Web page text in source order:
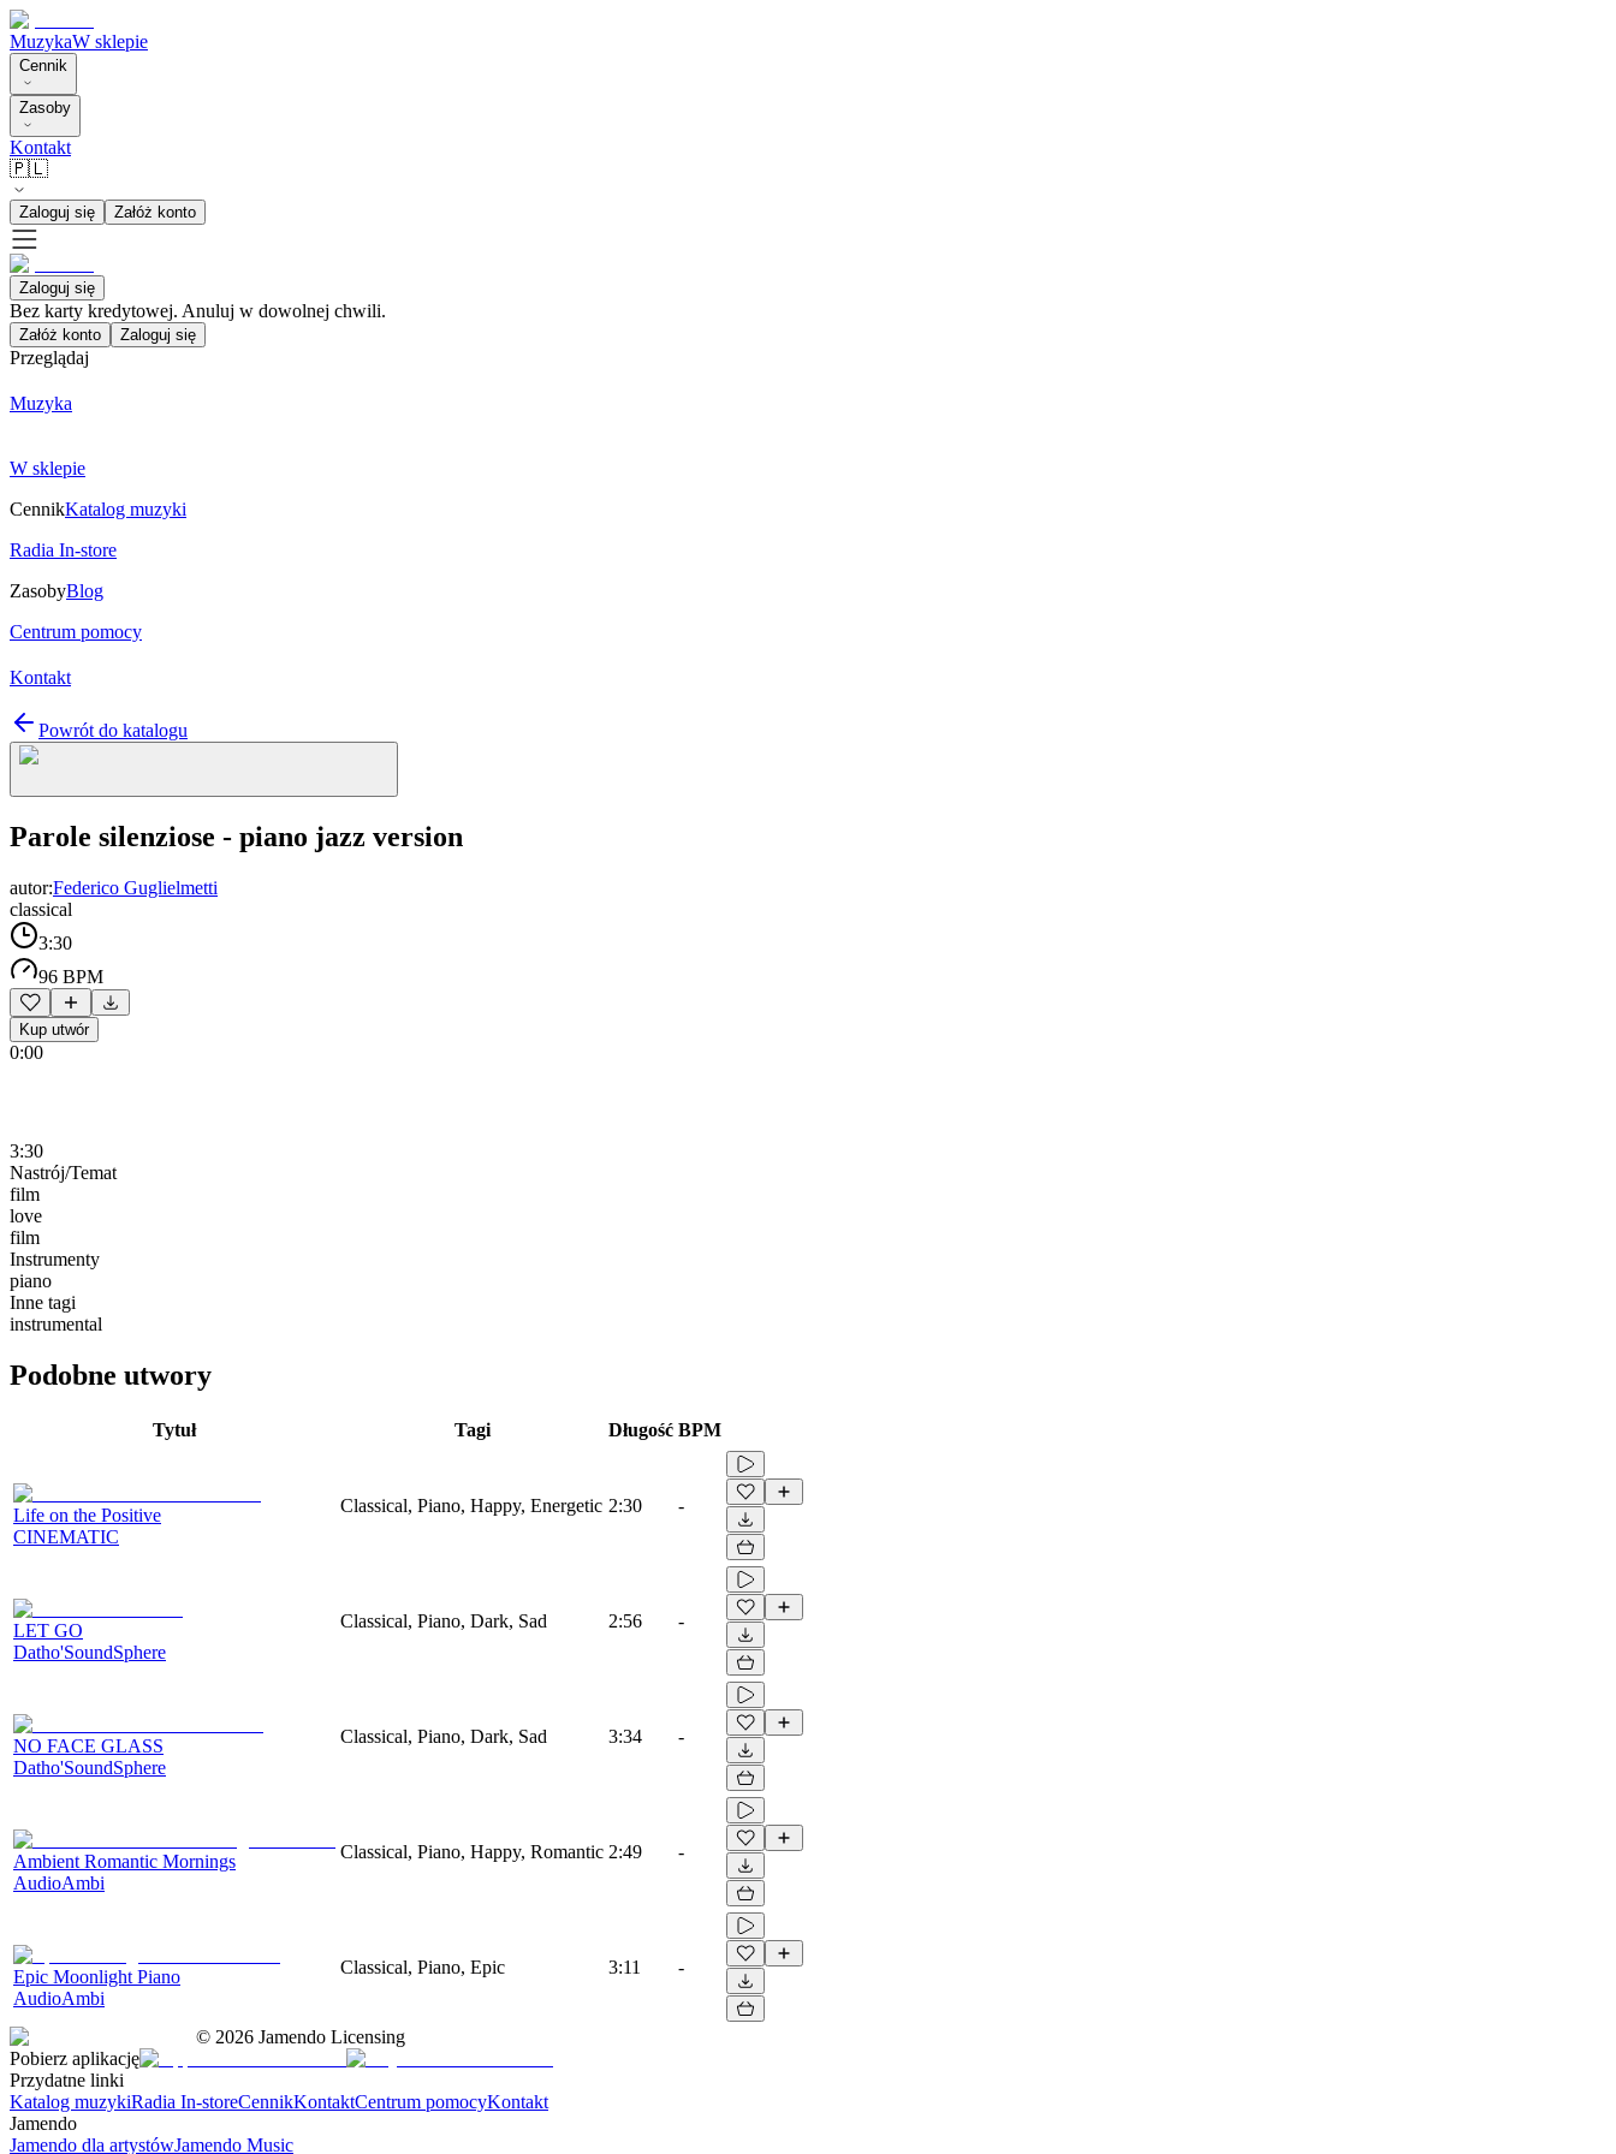
MuzykaW sklepie
Cennik
Zasoby
Kontakt
🇵🇱
Zaloguj się Załóż konto
Zaloguj się
Bez karty kredytowej. Anuluj w dowolnej chwili.
Załóż konto Zaloguj się
Przeglądaj
Muzyka
W sklepie
CennikKatalog muzyki
Radia In-store
ZasobyBlog
Centrum pomocy
Kontakt
Powrót do katalogu
Parole silenziose - piano jazz version
autor:Federico Guglielmetti
classical
3:30
96 BPM
Kup utwór
0:00
3:30
Nastrój/Temat
film
love
film
Instrumenty
piano
Inne tagi
instrumental
Podobne utwory
Tytuł Tagi Długość BPM
Life on the Positive
CINEMATIC
Classical, Piano, Happy, Energetic 2:30 -
LET GO
Datho'SoundSphere
Classical, Piano, Dark, Sad 2:56 -
NO FACE GLASS
Datho'SoundSphere
Classical, Piano, Dark, Sad 3:34 -
Ambient Romantic Mornings
AudioAmbi
Classical, Piano, Happy, Romantic 2:49 -
Epic Moonlight Piano
AudioAmbi
Classical, Piano, Epic 3:11 -
© 2026 Jamendo Licensing
Pobierz aplikację
Przydatne linki
Katalog muzykiRadia In-storeCennikKontaktCentrum pomocyKontakt
Jamendo
Jamendo dla artystówJamendo Music